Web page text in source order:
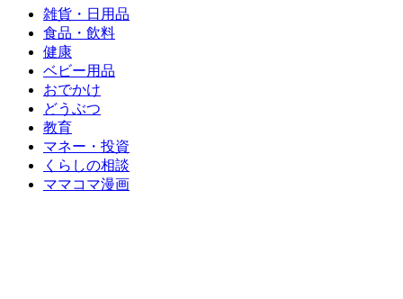
雑貨・日用品
食品・飲料
健康
ベビー用品
おでかけ
どうぶつ
教育
マネー・投資
くらしの相談
ママコマ漫画